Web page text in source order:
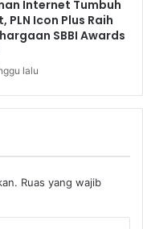
Internet Tumbuh
PLN Icon Plus Raih
SBBI Awards
lalu
Ruas yang wajib